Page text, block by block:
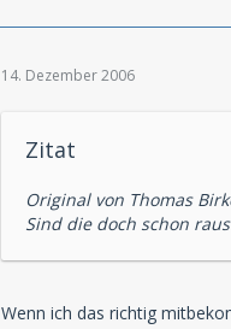
14. Dezember 2006
Zitat
Original von Thomas
Sind die doch schon
Wenn ich das richtig